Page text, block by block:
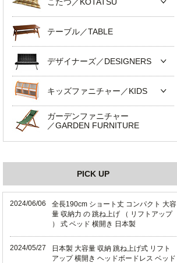
テーブル／TABLE
デザイナーズ／DESIGNERS
キッズファニチャー／KIDS
ガーデンファニチャー
／GARDEN FURNITURE
PICK UP
2024/06/06
全長190cm ショート丈 コンパクト 大容
量 収納力 の 跳ね上げ （ リフトアップ
） 式 ベッド 横開き 日本製
2024/05/27
日本製 大容量 収納 跳ね上げ式 リフト
アップ 横開き ヘッドボードレス ベッド